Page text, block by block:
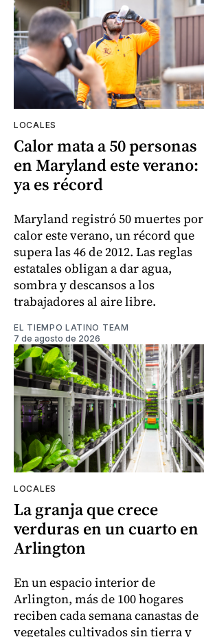
LOCALES
Calor mata a 50 personas
en Maryland este verano:
ya es récord
Maryland registró 50 muertes por
calor este verano, un récord que
supera las 46 de 2012. Las reglas
estatales obligan a dar agua,
sombra y descansos a los
trabajadores al aire libre.
EL TIEMPO LATINO TEAM
7 de agosto de 2026
LOCALES
La granja que crece
verduras en un cuarto en
Arlington
En un espacio interior de
Arlington, más de 100 hogares
reciben cada semana canastas de
vegetales cultivados sin tierra y